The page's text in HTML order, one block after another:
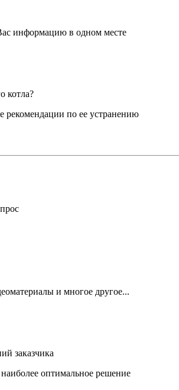
информацию в одном месте
котла?
рекомендации по ее устранению
и многое другое...
заказчика
оптимальное решение